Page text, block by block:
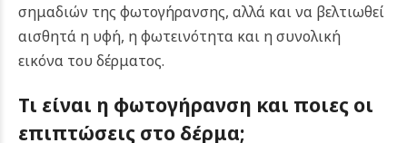
σημαδιών της φωτογήρανσης, αλλά και να βελτιωθεί
αισθητά η υφή, η φωτεινότητα και η συνολική
εικόνα του δέρματος.
Τι είναι η φωτογήρανση και ποιες οι
επιπτώσεις στο δέρμα;